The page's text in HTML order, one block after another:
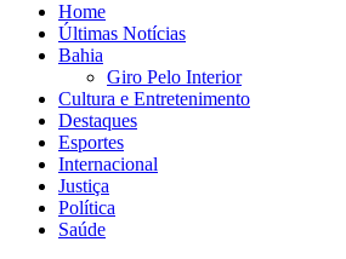
Home
Últimas Notícias
Bahia
Giro Pelo Interior
Cultura e Entretenimento
Destaques
Esportes
Internacional
Justiça
Política
Saúde